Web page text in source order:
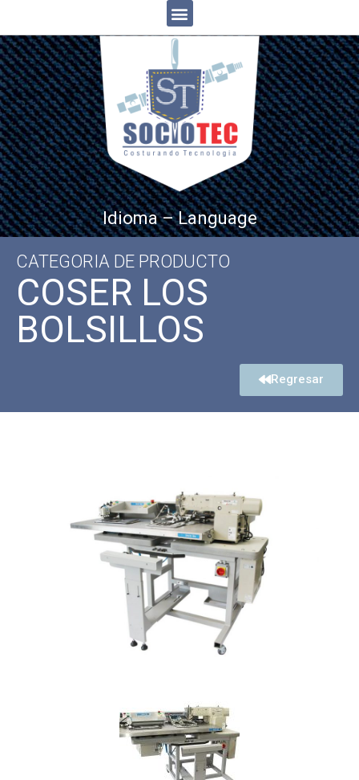
Idioma – Language
CATEGORIA DE PRODUCTO
COSER LOS
BOLSILLOS
Regresar